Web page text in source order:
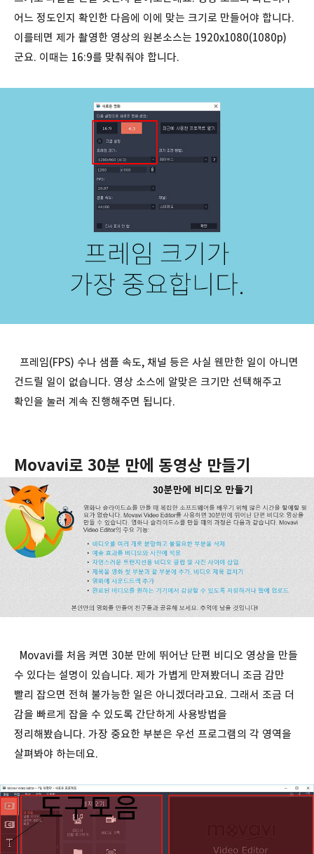
어느 정도인지 확인한 다음에 이에 맞는 크기로 만들어야 합니다.
이를테면 제가 촬영한 영상의 원본소스는 1920x1080(1080p)
군요. 이때는 16:9를 맞춰줘야 합니다.
프레임(FPS) 수나 샘플 속도, 채널 등은 사실 웬만한 일이 아니면
건드릴 일이 없습니다. 영상 소스에 알맞은 크기만 선택해주고
확인을 눌러 계속 진행해주면 됩니다.
Movavi로 30분 만에 동영상 만들기
Movavi를 처음 켜면 30분 만에 뛰어난 단편 비디오 영상을 만들
수 있다는 설명이 있습니다. 제가 가볍게 만져봤더니 조금 감만
빨리 잡으면 전혀 불가능한 일은 아니겠더라고요. 그래서 조금 더
감을 빠르게 잡을 수 있도록 간단하게 사용방법을
정리해봤습니다. 가장 중요한 부분은 우선 프로그램의 각 영역을
살펴봐야 하는데요.